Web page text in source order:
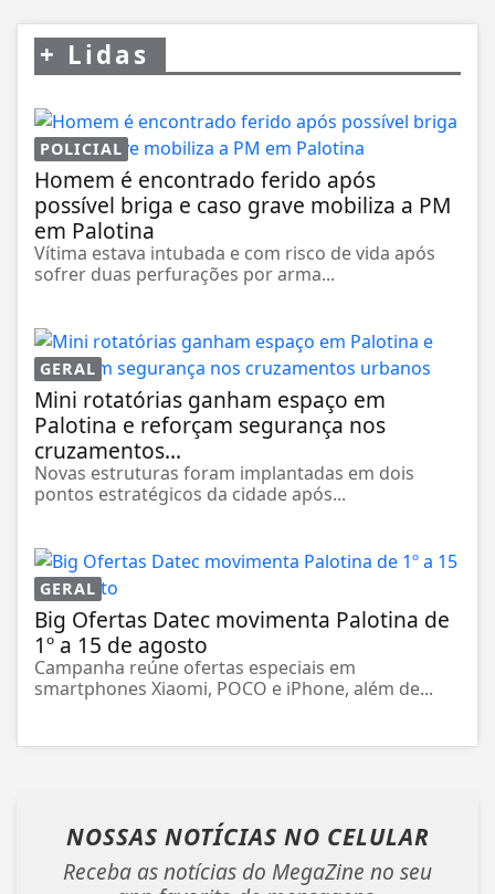
+ Lidas
POLICIAL
Homem é encontrado ferido após
possível briga e caso grave mobiliza a PM
em Palotina
Vítima estava intubada e com risco de vida após
sofrer duas perfurações por arma...
GERAL
Mini rotatórias ganham espaço em
Palotina e reforçam segurança nos
cruzamentos...
Novas estruturas foram implantadas em dois
pontos estratégicos da cidade após...
GERAL
Big Ofertas Datec movimenta Palotina de
1º a 15 de agosto
Campanha reúne ofertas especiais em
smartphones Xiaomi, POCO e iPhone, além de...
NOSSAS NOTÍCIAS NO CELULAR
Receba as notícias do MegaZine no seu